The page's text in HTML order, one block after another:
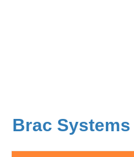
Brac Systems